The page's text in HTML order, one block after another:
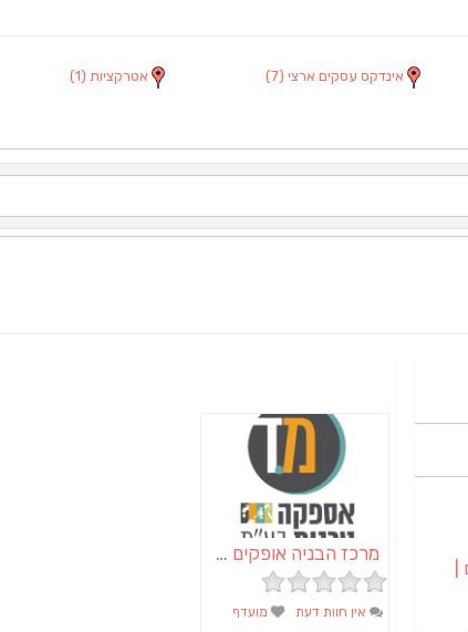
אינדקס עסקים ארצי (7) אטרקציות (1)
מרכז הבניה אופקים – מ.ד אספקה טכנית בע"מ
אין חוות דעת מועדף